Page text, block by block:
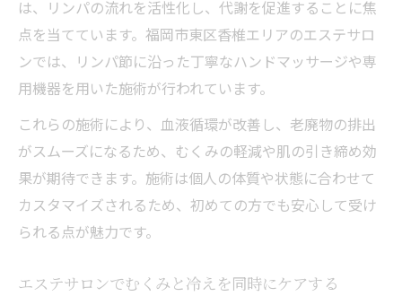
は、リンパの流れを活性化し、代謝を促進することに焦
点を当てています。福岡市東区香椎エリアのエステサロ
ンでは、リンパ節に沿った丁寧なハンドマッサージや専
用機器を用いた施術が行われています。
これらの施術により、血液循環が改善し、老廃物の排出
がスムーズになるため、むくみの軽減や肌の引き締め効
果が期待できます。施術は個人の体質や状態に合わせて
カスタマイズされるため、初めての方でも安心して受け
られる点が魅力です。
エステサロンでむくみと冷えを同時にケアする